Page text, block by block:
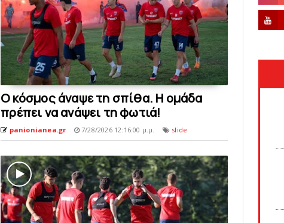
O κόσμος άναψε τη σπίθα. H ομάδα
πρέπει να ανάψει τη φωτιά!
panionianea.gr 7/28/2026 12:16:00 μ.μ. slide